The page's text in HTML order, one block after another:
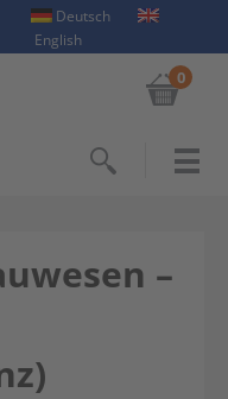
Deutsch
English
0
–